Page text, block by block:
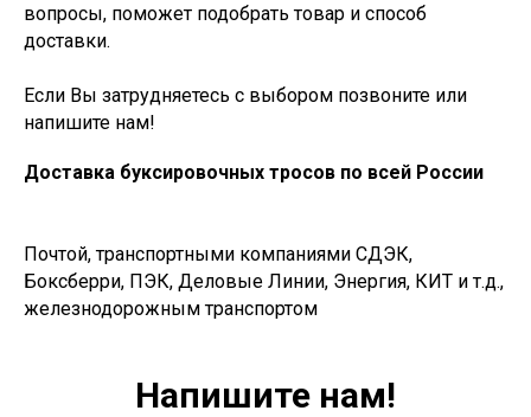
вопросы, поможет подобрать товар и способ
доставки.
Если Вы затрудняетесь с выбором позвоните или
напишите нам!
Доставка буксировочных тросов по всей России
Почтой, транспортными компаниями СДЭК,
Боксберри, ПЭК, Деловые Линии, Энергия, КИТ и т.д.,
железнодорожным транспортом
Напишите нам!